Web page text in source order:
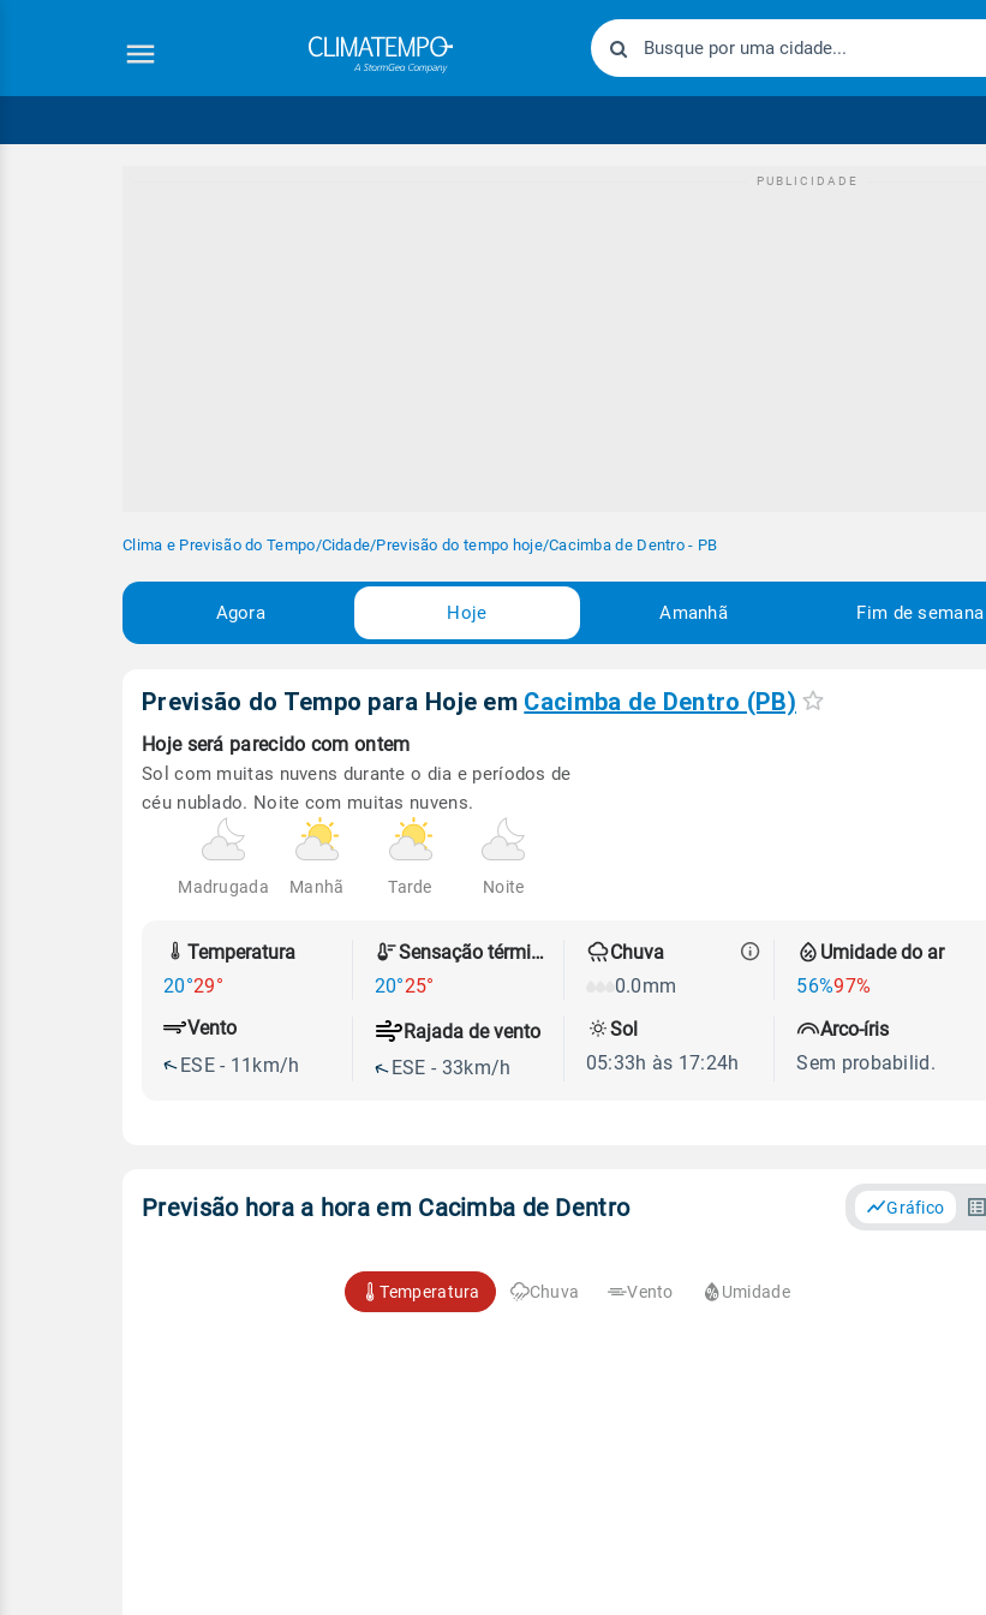
Clima e Previsão do Tempo/Cidade/Previsão do tempo hoje/Cacimba de Dentro - PB
Agora Hoje Amanhã Fim de semana
Previsão do Tempo para Hoje em Cacimba de Dentro (PB)
Hoje será parecido com ontem
Sol com muitas nuvens durante o dia e períodos de
céu nublado. Noite com muitas nuvens.
Madrugada Manhã Tarde Noite
Temperatura
20°29°
Sensação térmica
20°25°
Chuva
0.0mm
Umidade do ar
56%97%
Vento
ESE - 11km/h
Rajada de vento
ESE - 33km/h
Sol
05:33h às 17:24h
Arco-íris
Sem probabilid.
Previsão hora a hora em Cacimba de Dentro Gráfico
Temperatura Chuva Vento Umidade